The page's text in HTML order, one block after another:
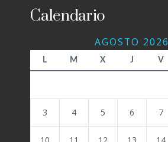
Calendario
AGOSTO 2026
L M X J V
3 4 5 6 7
10 11 12 13 14